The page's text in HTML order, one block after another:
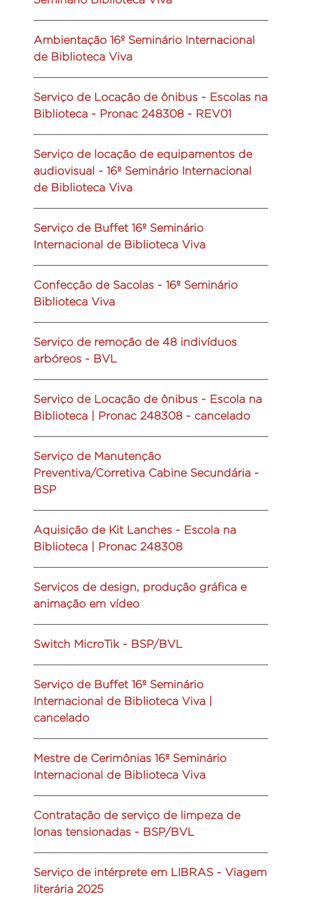
Ambientação 16º Seminário Internacional
de Biblioteca Viva
Serviço de Locação de ônibus - Escolas na
Biblioteca - Pronac 248308 - REV01
Serviço de locação de equipamentos de
audiovisual - 16º Seminário Internacional
de Biblioteca Viva
Serviço de Buffet 16º Seminário
Internacional de Biblioteca Viva
Confecção de Sacolas - 16º Seminário
Biblioteca Viva
Serviço de remoção de 48 indivíduos
arbóreos - BVL
Serviço de Locação de ônibus - Escola na
Biblioteca | Pronac 248308 - cancelado
Serviço de Manutenção
Preventiva/Corretiva Cabine Secundária -
BSP
Aquisição de Kit Lanches - Escola na
Biblioteca | Pronac 248308
Serviços de design, produção gráfica e
animação em vídeo
Switch MicroTik - BSP/BVL
Serviço de Buffet 16º Seminário
Internacional de Biblioteca Viva |
cancelado
Mestre de Cerimônias 16º Seminário
Internacional de Biblioteca Viva
Contratação de serviço de limpeza de
lonas tensionadas - BSP/BVL
Serviço de intérprete em LIBRAS - Viagem
literária 2025